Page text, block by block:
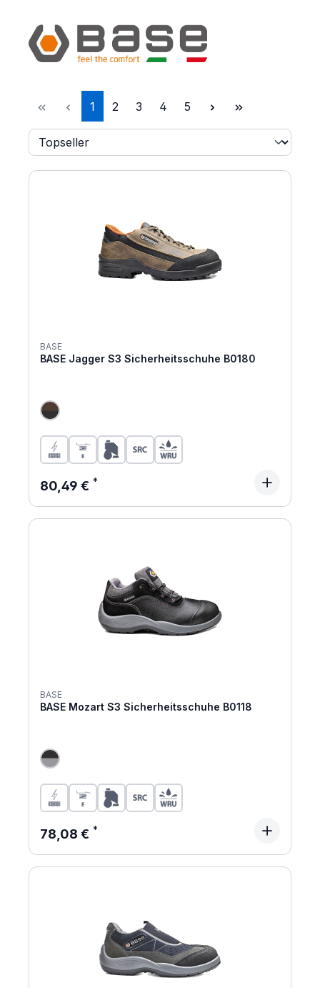
Seite
1 Seite
2 Seite
3 Seite
4 Seite
5
BASE
BASE Jagger S3 Sicherheitsschuhe B0180
Regulärer Preis:
80,49 €
BASE
BASE Mozart S3 Sicherheitsschuhe B0118
Regulärer Preis:
78,08 €